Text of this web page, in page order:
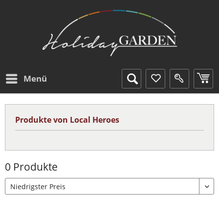
Menü
Produkte von Local Heroes
0 Produkte